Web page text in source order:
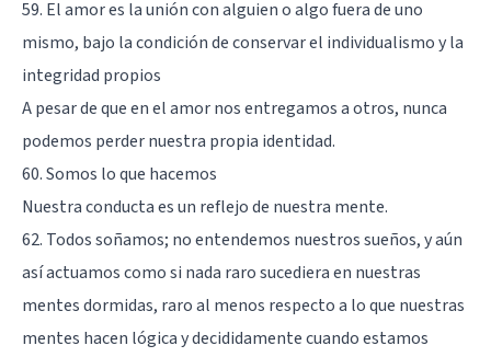
59. El amor es la unión con alguien o algo fuera de uno
mismo, bajo la condición de conservar el individualismo y la
integridad propios
A pesar de que en el amor nos entregamos a otros, nunca
podemos perder nuestra propia identidad.
60. Somos lo que hacemos
Nuestra conducta es un reflejo de nuestra mente.
62. Todos soñamos; no entendemos nuestros sueños, y aún
así actuamos como si nada raro sucediera en nuestras
mentes dormidas, raro al menos respecto a lo que nuestras
mentes hacen lógica y decididamente cuando estamos